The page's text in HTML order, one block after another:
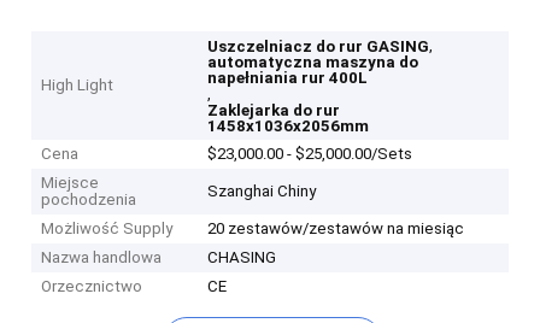
High Light
Uszczelniacz do rur GASING,
automatyczna maszyna do
napełniania rur 400L
,
Zaklejarka do rur
1458x1036x2056mm
Cena
$23,000.00 - $25,000.00/Sets
Miejsce
pochodzenia
Szanghai Chiny
Możliwość Supply
20 zestawów/zestawów na miesiąc
Nazwa handlowa
CHASING
Orzecznictwo
CE